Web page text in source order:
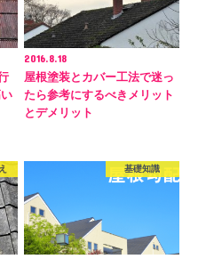
2016.8.18
屋根塗装とカバー工法で迷っ
たら参考にするべきメリット
とデメリット
基礎知識